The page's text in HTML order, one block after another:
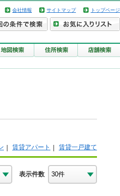
会社情報 サイトマップ トップページ
賃貸アパート 賃貸一戸建て
表示件数